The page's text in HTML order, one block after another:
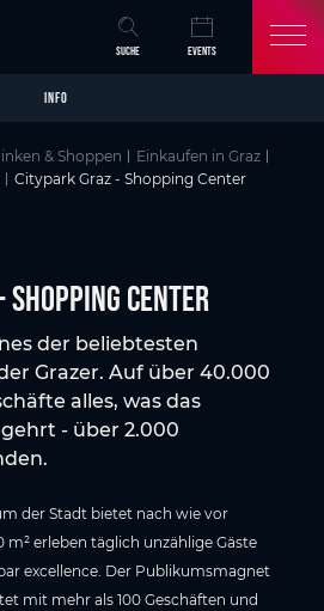
SUCHE EVENTS
INFO
& Shoppen
Einkaufen in Graz
Citypark Graz - Shopping Center
Center
der beliebtesten
Grazer. Auf über 40.000
alles, was das
- über 2.000
der Stadt bietet nach wie vor
m² erleben täglich unzählige Gäste
excellence. Der Publikumsmagnet
mit mehr als 100 Geschäften und